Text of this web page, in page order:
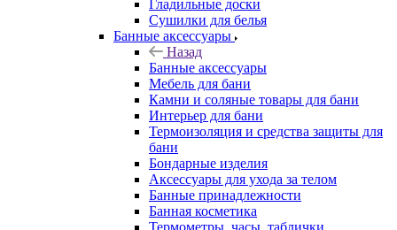
Гладильные доски
Сушилки для белья
Банные аксессуары
Назад
Банные аксессуары
Мебель для бани
Камни и соляные товары для бани
Интерьер для бани
Термоизоляция и средства защиты для
бани
Бондарные изделия
Аксеcсуары для ухода за телом
Банные принадлежности
Банная косметика
Термометры, часы, таблички